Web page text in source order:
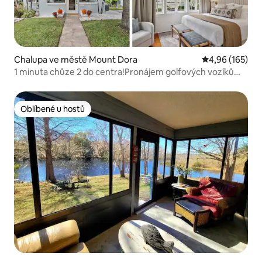
Chalupa ve městě Mount Dora Průměrné
4,96 (165)
1 minuta chůze 2 do centra!Pronájem golfových vozíků
Oblíbené u hostů
Oblíbené u hostů